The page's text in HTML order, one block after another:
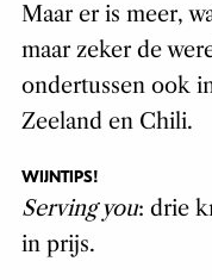
Maar er is meer,
maar zeker de
ondertussen ook
Zeeland en Chili.
WIJNTIPS!
Serving you: drie
in prijs.